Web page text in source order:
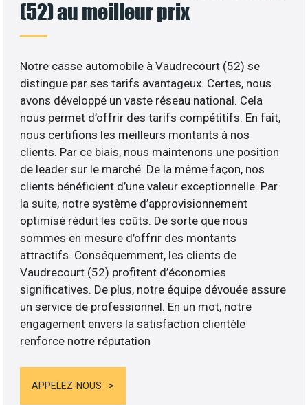
(52) au meilleur prix
Notre casse automobile à Vaudrecourt (52) se
distingue par ses tarifs avantageux. Certes, nous
avons développé un vaste réseau national. Cela
nous permet d’offrir des tarifs compétitifs. En fait,
nous certifions les meilleurs montants à nos
clients. Par ce biais, nous maintenons une position
de leader sur le marché. De la même façon, nos
clients bénéficient d’une valeur exceptionnelle. Par
la suite, notre système d’approvisionnement
optimisé réduit les coûts. De sorte que nous
sommes en mesure d’offrir des montants
attractifs. Conséquemment, les clients de
Vaudrecourt (52) profitent d’économies
significatives. De plus, notre équipe dévouée assure
un service de professionnel. En un mot, notre
engagement envers la satisfaction clientèle
renforce notre réputation
APPELEZ-NOUS